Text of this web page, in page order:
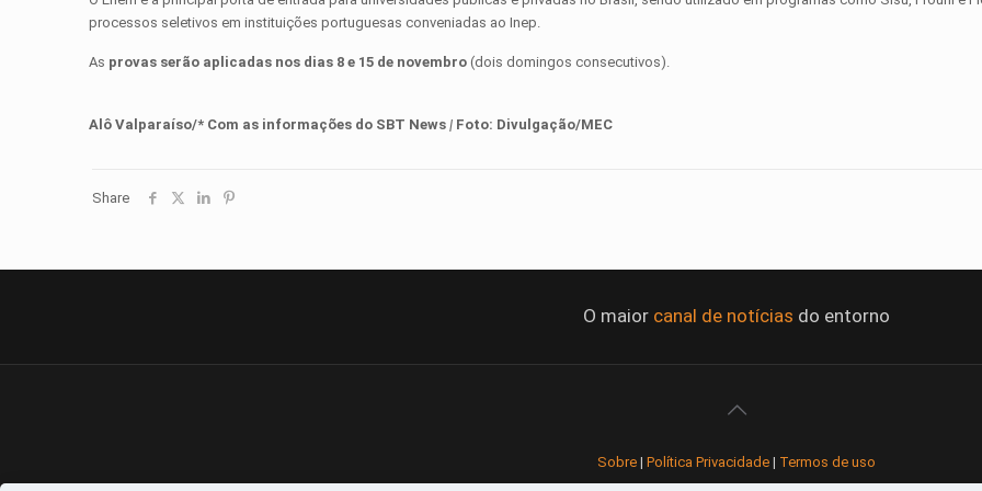
processos seletivos em instituições portuguesas conveniadas ao Inep.
As provas serão aplicadas nos dias 8 e 15 de novembro(dois domingos consecutivos).
Alô Valparaíso/* Com as informações do SBT News | Foto: Divulgação/MEC
Share
O maior canal de notícias do entorno
Sobre | Política Privacidade | Termos de uso